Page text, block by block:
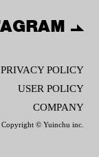
PRIVACY POLICY
USER POLICY
COMPANY
Copyright © Yuinchu inc.